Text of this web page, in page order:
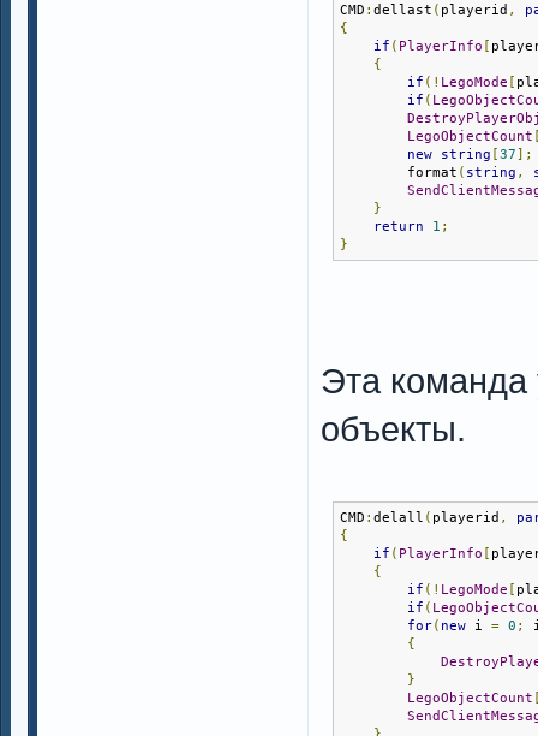
CMD : dellast ( playerid ,
{
if ( PlayerInfo [
{
if (! LegoMode [
if (
LegoObjectCount
new
string [37];
format ( string ,
}
return
1 ;
}
Эта команда
объекты.
CMD : delall ( playerid ,
{
if ( PlayerInfo [
{
if (! LegoMode [
if (
for( new i = 0 ;
{
}
LegoObjectCount